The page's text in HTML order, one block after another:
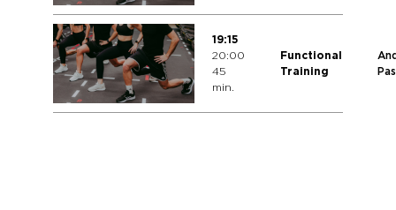
19:15
20:00
45
min.
Functional
Training